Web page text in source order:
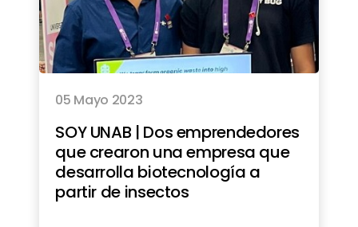
05 Mayo 2023
SOY UNAB | Dos emprendedores
que crearon una empresa que
desarrolla biotecnología a
partir de insectos